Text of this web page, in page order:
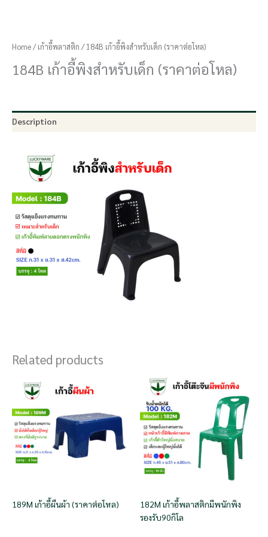
Home/เก้าอี้พลาสติก / 184B เก้าอี้พิงสำหรับเด็ก (ราคาต่อโหล)
184B เก้าอี้พิงสำหรับเด็ก (ราคาต่อโหล)
Description
Related products
189M เก้าอี้ผืนผ้า (ราคาต่อโหล)
182M เก้าอี้พลาสติกมีพนักพิง
รองรับ90กิโล